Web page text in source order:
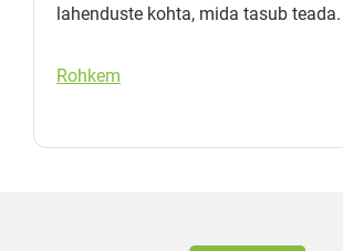
lahenduste kohta, mida tasub teada.
Rohkem